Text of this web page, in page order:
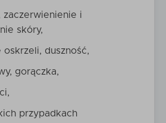
zaczerwienienie i
skóry,
oskrzeli, duszność,
gorączka,
przypadkach